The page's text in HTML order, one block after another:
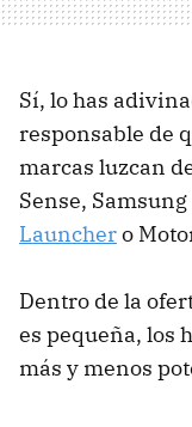
Sí, lo has
responsable de
marcas luzcan
Sense,
Launchero
Dentro de la
es pequeña, los
más y menos